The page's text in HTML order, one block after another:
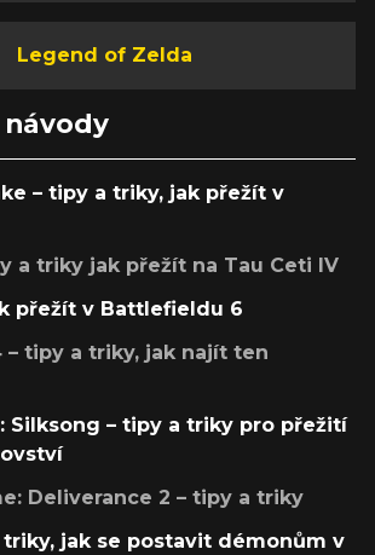
Legend of Zelda
– tipy a triky, jak přežít v
a triky jak přežít na Tau Ceti IV
přežít v Battlefieldu 6
– tipy a triky, jak najít ten
Silksong – tipy a triky pro přežití
Deliverance 2 – tipy a triky
triky, jak se postavit démonům v